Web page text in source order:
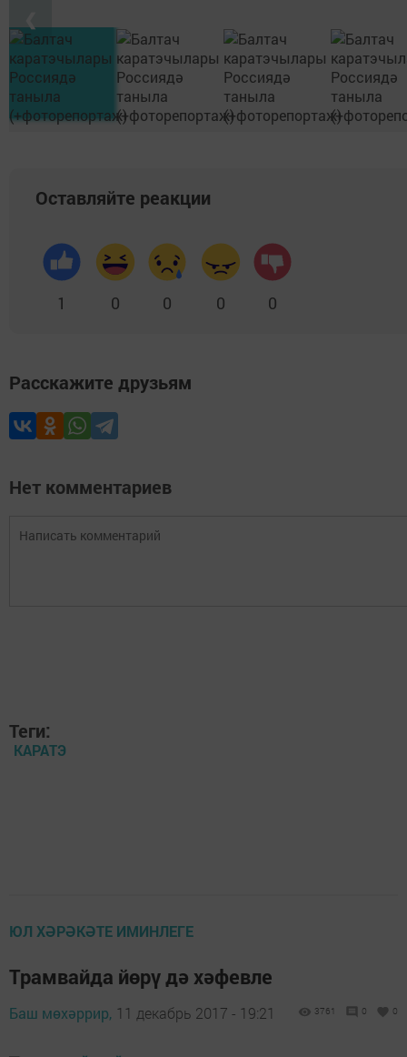
Оставляйте реакции
1 0 0 0 0
Расскажите друзьям
Нет комментариев
Теги:
КАРАТЭ
ЮЛ ХӘРӘКӘТЕ ИМИНЛЕГЕ
Трамвайда йөрү дә хәфевле
Баш мөхәррир, 11 декабрь 2017 - 19:21 3761 0 0